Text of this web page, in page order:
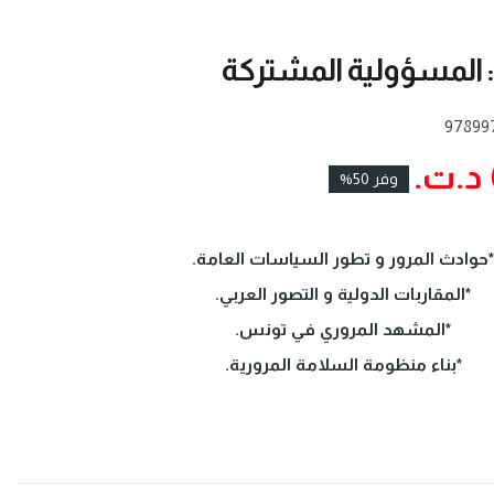
المسؤولية المشتركة
وفر 50%
*حوادث المرور و تطور السياسات العامة.
*المقاربات الدولية و التصور العربي.
*المشهد المروري في تونس.
*بناء منظومة السلامة المرورية.